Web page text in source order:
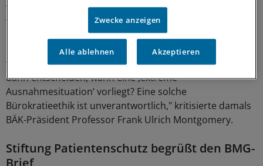
vorhergesehen, dass der Richterspruch Wellen schlagen
würde. "Zu welchen Verwerfungen dieses Urteil in der
Praxis führen wird, zeigt allein die Frage, ob das BfArM
nun zu einer Ausgabestelle für Tötungsmittel degradiert
werden soll. Und welcher Beamte im BfArM soll denn
dann entscheiden, wann eine ,extreme
Ausnahmesituation‘ vorliegt? Eine solche
Bürokratieethik ist unverantwortlich," kritisierte damals
BÄK-Präsident Professor Frank Ulrich Montgomery.
Stiftung Patientenschutz begrüßt den BMG-
Zwecke anzeigen
Alle ablehnen Akzeptieren